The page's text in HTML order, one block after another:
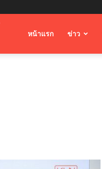
Airfreightหน้าแรก ข่าว